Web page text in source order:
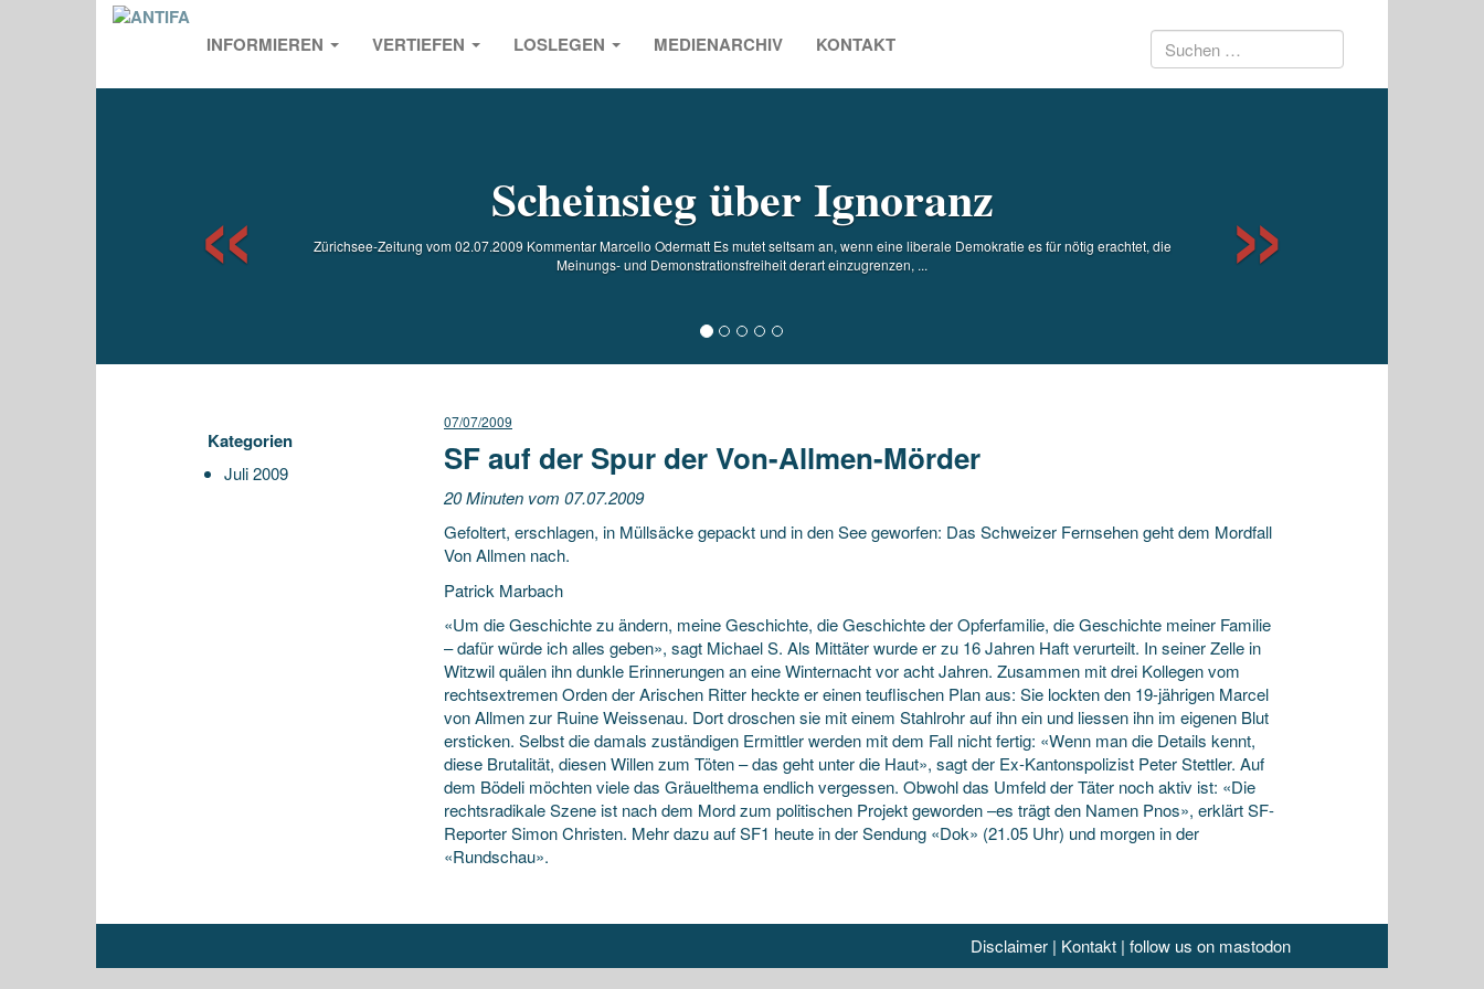
INFORMIEREN VERTIEFEN LOSLEGEN MEDIENARCHIV KONTAKT Suchen
Scheinsieg über Ignoranz
Zürichsee-Zeitung vom 02.07.2009 Kommentar Marcello Odermatt Es mutet seltsam an, wenn eine liberale Demokratie es für nötig erachtet, die
Meinungs- und Demonstrationsfreiheit derart einzugrenzen, ...
Kategorien
Juli 2009
07/07/2009
SF auf der Spur der Von-Allmen-Mörder
20 Minuten vom 07.07.2009
Gefoltert, erschlagen, in Müllsäcke gepackt und in den See geworfen: Das Schweizer Fernsehen geht dem Mordfall
Von Allmen nach.
Patrick Marbach
«Um die Geschichte zu ändern, meine Geschichte, die Geschichte der Opferfamilie, die Geschichte meiner Familie
– dafür würde ich alles geben», sagt Michael S. Als Mittäter wurde er zu 16 Jahren Haft verurteilt. In seiner Zelle in
Witzwil quälen ihn dunkle Erinnerungen an eine Winternacht vor acht Jahren. Zusammen mit drei Kollegen vom
rechtsextremen Orden der Arischen Ritter heckte er einen teuflischen Plan aus: Sie lockten den 19-jährigen Marcel
von Allmen zur Ruine Weissenau. Dort droschen sie mit einem Stahlrohr auf ihn ein und liessen ihn im eigenen Blut
ersticken. Selbst die damals zuständigen Ermittler werden mit dem Fall nicht fertig: «Wenn man die Details kennt,
diese Brutalität, diesen Willen zum Töten – das geht unter die Haut», sagt der Ex-Kantonspolizist Peter Stettler. Auf
dem Bödeli möchten viele das Gräuelthema endlich vergessen. Obwohl das Umfeld der Täter noch aktiv ist: «Die
rechtsradikale Szene ist nach dem Mord zum politischen Projekt geworden –es trägt den Namen Pnos», erklärt SF-
Reporter Simon Christen. Mehr dazu auf SF1 heute in der Sendung «Dok» (21.05 Uhr) und morgen in der
«Rundschau».
Disclaimer| Kontakt| follow us on mastodon